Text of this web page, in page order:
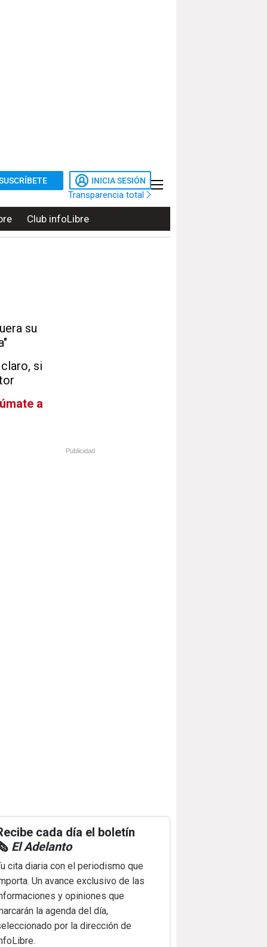
INICIA SESIÓN
Transparencia total
Club infoLibre
su
si
a
Publicidad
cada día el boletín
El Adelanto
cita diaria con el periodismo que
Un avance exclusivo de las
y opiniones que
la agenda del día,
por la dirección de